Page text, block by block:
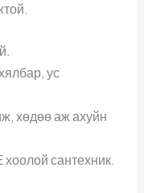
ус
хөдөө аж ахуйн
сантехник.